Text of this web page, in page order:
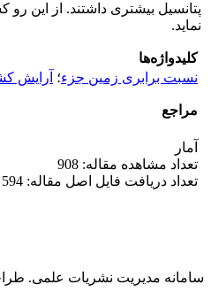
پتانسیل بیشتری داشتند. از این
نماید.
کلیدواژه‌ها
نسبت برابری زمین جزء؛ آرایش
مراجع
آمار
تعداد مشاهده مقاله: 908
تعداد دریافت فایل اصل مقاله: 594
سامانه مدیریت نشریات علمی.